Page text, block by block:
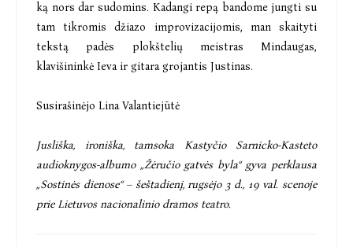
ką nors dar sudomins. Kadangi repą bandome jungti su
tam tikromis džiazo improvizacijomis, man skaityti
tekstą padės plokštelių meistras Mindaugas,
klavišininkė Ieva ir gitara grojantis Justinas.
Susirašinėjo Lina Valantiejūtė
Jusliška, ironiška, tamsoka Kastyčio Sarnicko-Kasteto
audioknygos-albumo „Žėručio gatvės byla“ gyva perklausa
„Sostinės dienose“ – šeštadienį, rugsėjo 3 d., 19 val. scenoje
prie Lietuvos nacionalinio dramos teatro.